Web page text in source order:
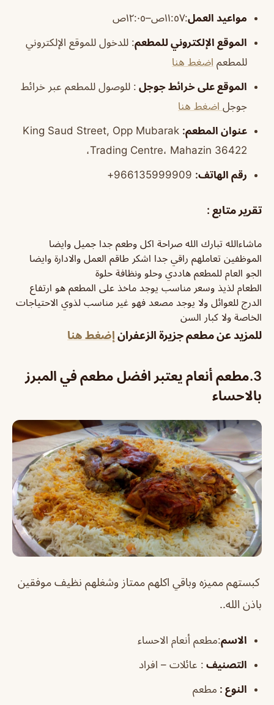
مواعيد العمل:١١:٥٧ص–١٢:٠٥ص
الموقع الإلكتروني للمطعم: للدخول للموقع الإلكتروني
للمطعم اضغط هنا
الموقع على خرائط جوجل : للوصول للمطعم عبر خرائط
جوجل اضغط هنا
عنوان المطعم: King Saud Street, Opp Mubarak
Trading Centre، Mahazin 36422،
رقم الهاتف:
تقرير متابع :
ماشاءالله تبارك الله صراحة اكل وطعم جدا جميل وايضا
الموظفين تعاملهم راقي جدا اشكر طاقم العمل والادارة وايضا
الجو العام للمطعم هاددي وحلو ونظافة حلوة
الطعام لذيذ وسعر مناسب يوجد ماخذ على المطعم هو ارتفاع
الدرج للعوائل ولا يوجد مصعد فهو غير مناسب لذوي الاحتياجات
الخاصة ولا كبار السن
للمزيد عن مطعم جزيرة الزعفران إضغط هنا
3. مطعم أنعام يعتبر افضل مطعم في المبرز
بالاحساء
كبستهم مميزه وباقي اكلهم ممتاز وشغلهم نظيف موفقين
باذن الله..
الاسم:مطعم أنعام الاحساء
التصنيف : عائلات – افراد
النوع : مطعم